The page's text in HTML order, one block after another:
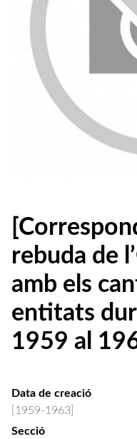
rebuda de
amb els
entitats
1959 al
Data de creació
[1959-1963]
Secció